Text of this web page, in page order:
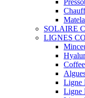
SOLAIRE
LIGNES
Ligne
Ligne